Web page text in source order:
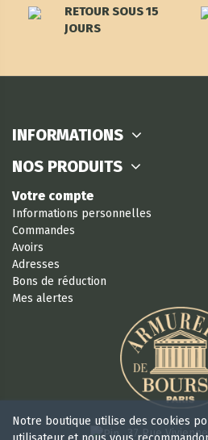
RETOUR SOUS 15
JOURS
INFORMATIONS
NOS PRODUITS
Votre compte
Informations personnelles
Commandes
Avoirs
Adresses
Bons de réduction
Mes alertes
37 Rue
Notre boutique utilise des cookies